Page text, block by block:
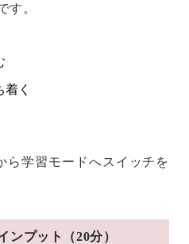
す。
く
ら学習モードへスイッチを
プット（20分）